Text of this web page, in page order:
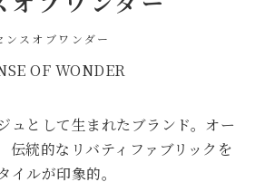
ンスオブワンダー
OF WONDER
ュとして生まれたブランド。オー
伝統的なリバティファブリックを
イルが印象的。